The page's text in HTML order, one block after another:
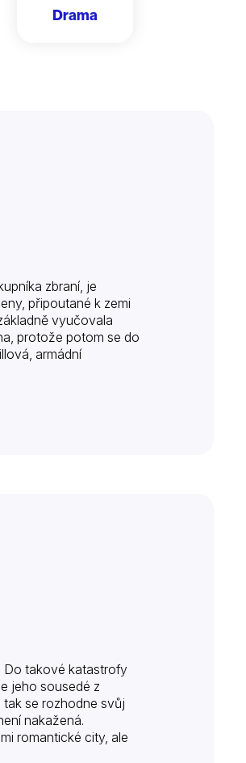
Drama
zbraní, je
připoutané k zemi
vyučovala
protože potom se do
armádní
Do takové katastrofy
jeho sousedé z
se rozhodne svůj
nakažená.
romantické city, ale